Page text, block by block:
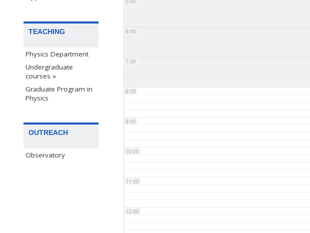
TEACHING
Physics Department
Undergraduate
courses »
Graduate Program in
Physics
OUTREACH
Observatory
6:00
7:00
8:00
9:00
10:00
11:00
12:00